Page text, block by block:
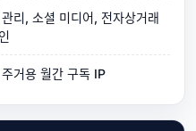
리, 소셜 미디어, 전자상거래
주거용 월간 구독 IP